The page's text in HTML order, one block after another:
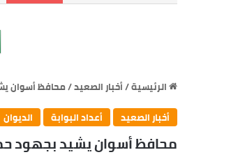
الرئيسية/أخبار الصعيد/محافظ أسوان
أخبار الصعيد
أعداد البوابة الديوان
محافظ أسوان يشيد بجهود